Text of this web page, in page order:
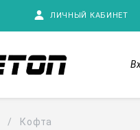
ЛИЧНЫЙ КАБИНЕТ
Кофта